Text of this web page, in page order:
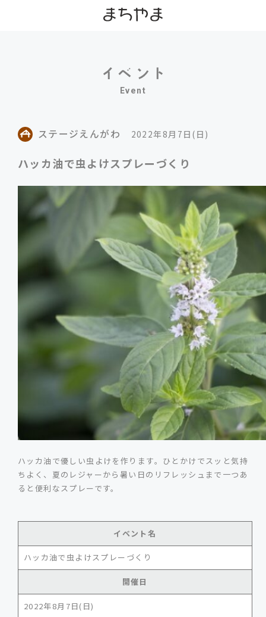
Event
ステージえんがわ 2022年8月7日(日)
ハッカ油で虫よけスプレーづくり
ハッカ油で優しい虫よけを作ります。ひとかけでスッと気持
ちよく、夏のレジャーから暑い日のリフレッシュまで一つあ
ると便利なスプレーです。
イベント名
ハッカ油で虫よけスプレーづくり
開催日
2022年8月7日(日)